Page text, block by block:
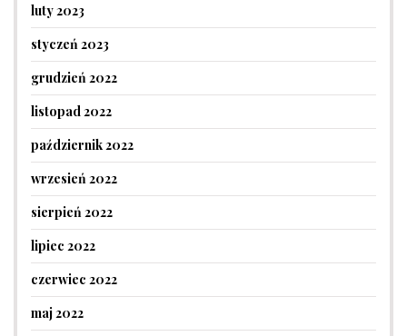
luty 2023
styczeń 2023
grudzień 2022
listopad 2022
październik 2022
wrzesień 2022
sierpień 2022
lipiec 2022
czerwiec 2022
maj 2022